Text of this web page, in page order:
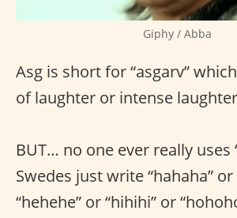
Giphy / Abba
Asg is short for “asgarv”
of laughter or intense
BUT… no one ever really uses
Swedes just write “hahaha”
“hehehe” or “hihihi” or